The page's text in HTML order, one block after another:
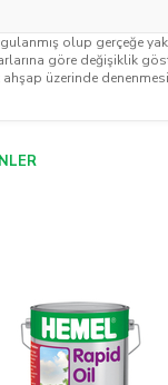
olup gerçeğe
göre değişiklik
üzerinde